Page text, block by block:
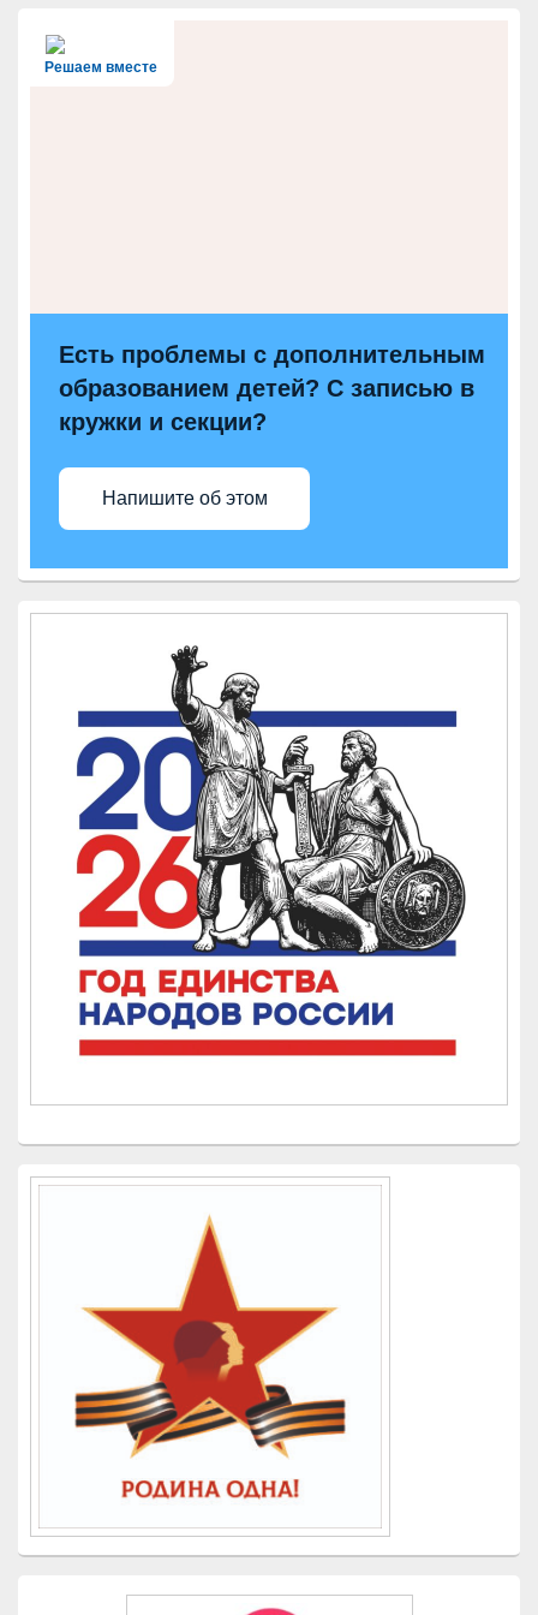
Решаем вместе
Есть проблемы с дополнительным
образованием детей? С записью в
кружки и секции?
Напишите об этом